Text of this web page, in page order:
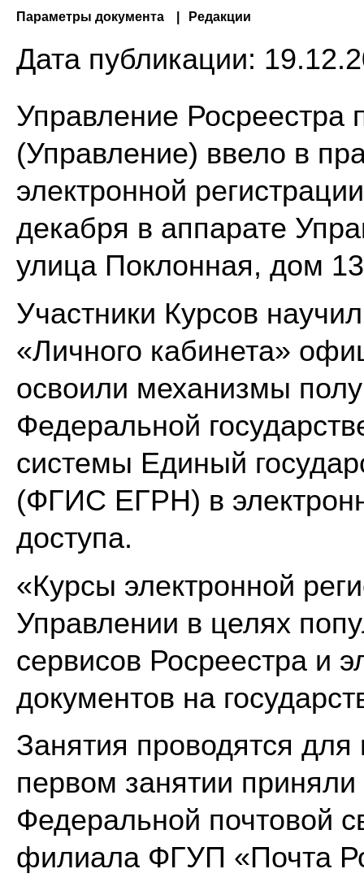
Параметры документа Редакции
Дата публикации:
Управление Росреестра
(Управление) ввело в
электронной
декабря в аппарате
улица Поклонная, дом
Участники Курсов
«Личного кабинета»
освоили механизмы
Федеральной
системы Единый
(ФГИС ЕГРН) в
доступа.
«Курсы электронной
Управлении в целях
сервисов Росреестра и
документов на
Занятия проводятся
первом занятии
Федеральной почтовой
филиала ФГУП «Почта